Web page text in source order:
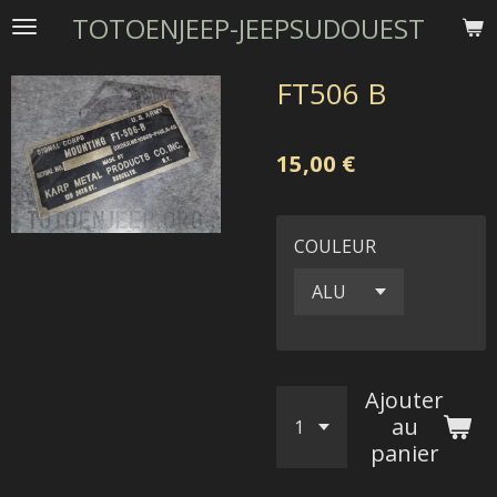
Passer
contenu
principal
TOTOENJEEP-JEEPSUDOUEST
FT506 B
15,00 €
COULEUR
Ajouter
au
panier